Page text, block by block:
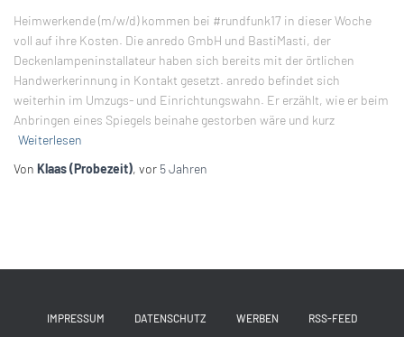
Heimwerkende (m/w/d) kommen bei #rundfunk17 in dieser Woche
voll auf ihre Kosten. Die anredo GmbH und BastiMasti, der
Deckenlampeninstallateur haben sich bereits mit der örtlichen
Handwerkerinnung in Kontakt gesetzt. anredo befindet sich
weiterhin im Umzugs- und Einrichtungswahn. Er erzählt, wie er beim
Anbringen eines Spiegels beinahe gestorben wäre und kurz
Weiterlesen
Von Klaas (Probezeit), vor 5 Jahren
IMPRESSUM DATENSCHUTZ WERBEN RSS-FEED